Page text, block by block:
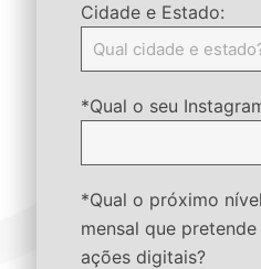
Cidade e Estado:
*Qual o seu
*Qual o próximo
mensal que
ações digitais?